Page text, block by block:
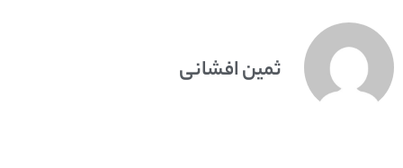
ثمین افشانی